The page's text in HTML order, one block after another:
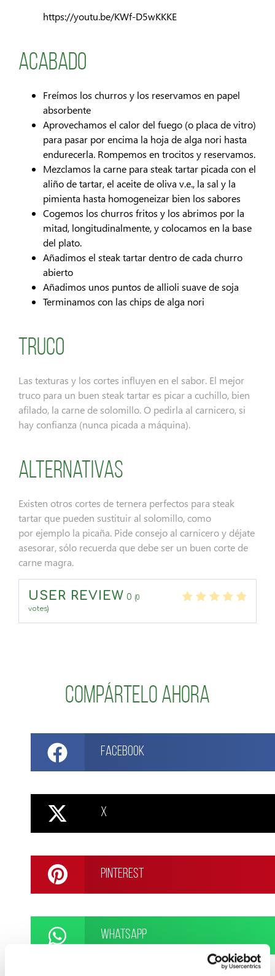
https://youtu.be/KWf-D5wKKKE
Acabado
Freímos los churros y los reservamos en papel
absorbente
Aprovechamos el calor del fuego (o placa de vitro)
para pasar por encima la hoja de alga nori hasta
endurecerla. Rompemos en trocitos y reservamos.
Mezclamos la carne para steak tartar picada con el
aliño de tartar, el aceite de oliva v.e., la sal y la
pimienta hasta homogeneizar bien los sabores
Cogemos los churros fritos y los abrimos por la
mitad, longitudinalmente, y colocamos en la base
del plato.
Añadimos el steak tartar dentro de cada churro
abierto
Añadimos unos puntos de allioli suave de soja
Terminamos con las chips de alga nori
Truco
Las texturas y los cortes influyen en el sabor. El mejor
truco para un buen steak tartar es picar a cuchillo, bien
afilado, la carne de solomillo. O pedirla al carnicero, si
hay confianza (nunca picada a máquina).
Alternativas
Existen otros cortes de ternera perfectos para steak
tartar que pueden sustituir al solomillo, como
por ejemplo la picaña. Pide consejo al carnicero y déjate
asesorar, sólo recuerda que debe ser un buen corte de
carne magra.
USER REVIEW 0 (0
votes)
Compártelo ahora
Facebook
X
Pinterest
WhatsApp